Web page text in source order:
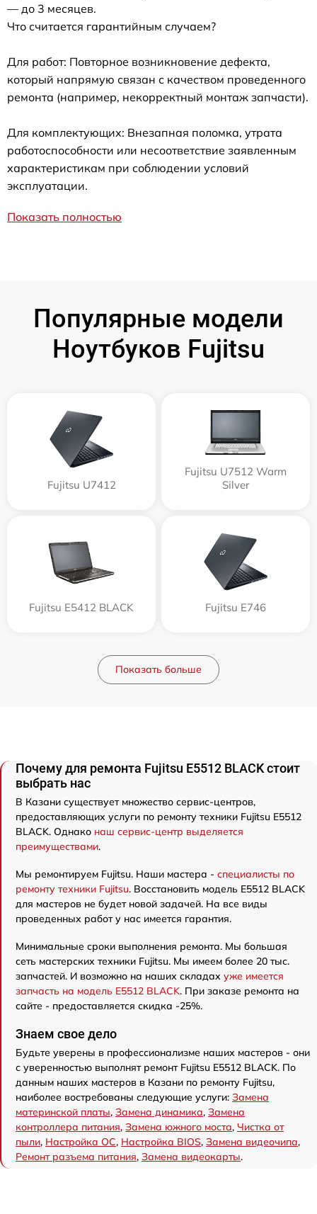
— до 3 месяцев.
Что считается гарантийным случаем?
Для работ: Повторное возникновение дефекта,
который напрямую связан с качеством проведенного
ремонта (например, некорректный монтаж запчасти).
Для комплектующих: Внезапная поломка, утрата
работоспособности или несоответствие заявленным
характеристикам при соблюдении условий
эксплуатации.
Показать полностью
Популярные модели
Ноутбуков Fujitsu
Fujitsu U7412
Fujitsu U7512 Warm
Silver
Fujitsu E5412 BLACK Fujitsu E746
Показать больше
Почему для ремонта Fujitsu E5512 BLACK стоит
выбрать нас
В Казани существует множество сервис-центров,
предоставляющих услуги по ремонту техники Fujitsu E5512
BLACK. Однако наш сервис-центр выделяется
преимуществами.
Мы ремонтируем Fujitsu. Наши мастера - специалисты по
ремонту техники Fujitsu. Восстановить модель E5512 BLACK
для мастеров не будет новой задачей. На все виды
проведенных работ у нас имеется гарантия.
Минимальные сроки выполнения ремонта. Мы большая
сеть мастерских техники Fujitsu. Мы имеем более 20 тыс.
запчастей. И возможно на наших складах уже имеется
запчасть на модель E5512 BLACK. При заказе ремонта на
сайте - предоставляется скидка -25%.
Знаем свое дело
Будьте уверены в профессионализме наших мастеров - они
с уверенностью выполнят ремонт Fujitsu E5512 BLACK. По
данным наших мастеров в Казани по ремонту Fujitsu,
наиболее востребованы следующие услуги: Замена
материнской платы, Замена динамика, Замена
контроллера питания, Замена южного моста, Чистка от
пыли, Настройка ОС, Настройка BIOS, Замена видеочипа,
Ремонт разъема питания, Замена видеокарты.